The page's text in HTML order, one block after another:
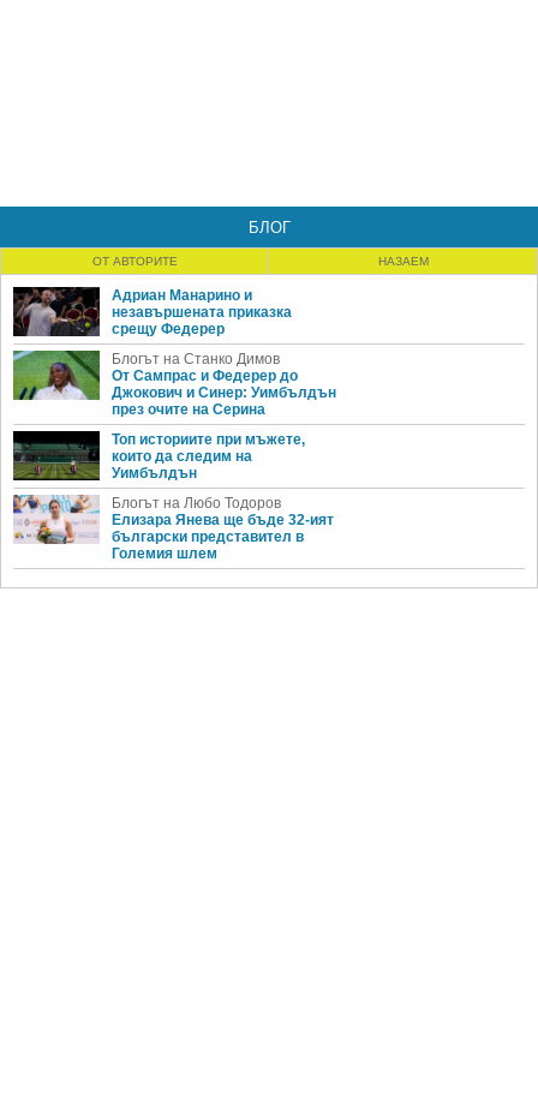
БЛОГ
ОТ АВТОРИТЕ НАЗАЕМ
Адриан Манарино и
незавършената приказка
срещу Федерер
Блогът на Станко Димов
От Сампрас и Федерер до
Джокович и Синер: Уимбълдън
през очите на Серина
Топ историите при мъжете,
които да следим на
Уимбълдън
Блогът на Любо Тодоров
Елизара Янева ще бъде 32-ият
български представител в
Големия шлем